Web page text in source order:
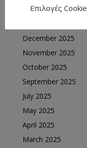
February 2026
December 2025
November 2025
October 2025
September 2025
July 2025
May 2025
April 2025
March 2025
Επιλογές Cookie